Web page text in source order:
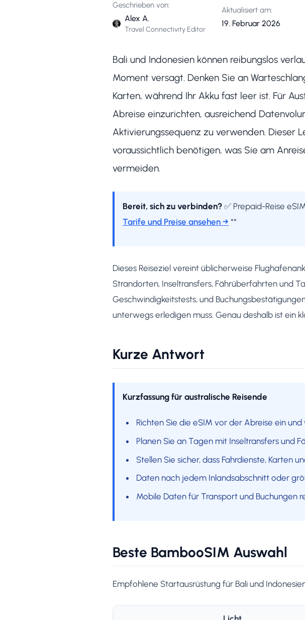
Geschrieben von:
Alex A.
Travel Connectivity Editor
Aktualisiert am:
19. Februar 2026
Bali und Indonesien können reibungslos
Moment versagt. Denken Sie an
Karten, während Ihr Akku fast leer ist. Für
Abreise einzurichten, ausreichend
Aktivierungssequenz zu verwenden. Dieser
voraussichtlich benötigen, was Sie am
vermeiden.
Bereit, sich zu verbinden? ✅ Prepaid-Reise
Tarife und Preise ansehen → **
Dieses Reiseziel vereint üblicherweise
Strandorten, Inseltransfers, Fährüberfahrten und
Geschwindigkeitstests, und
unterwegs erledigen muss. Genau deshalb ist ein
Kurze Antwort
Kurzfassung für australische Reisende
Richten Sie die eSIM vor der Abreise ein
Planen Sie an Tagen mit Inseltransfers und
Stellen Sie sicher, dass Fahrdienste, Karten
Daten nach jedem Inlandsabschnitt oder
Mobile Daten für Transport und Buchungen
Beste BambooSIM Auswahl
Empfohlene Startausrüstung für Bali und